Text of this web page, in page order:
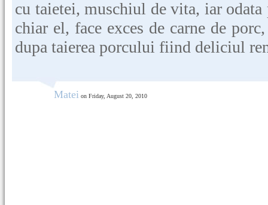
cu taietei, muschiul de vita, iar odata
chiar el, face exces de carne de
dupa taierea porcului fiind deliciul
Matei on Friday, August 20, 2010